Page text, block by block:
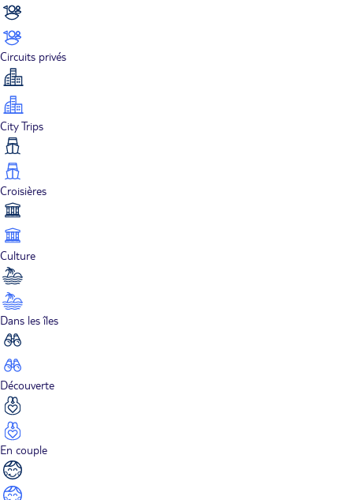
Circuits privés
City Trips
Croisières
Culture
Dans les îles
Découverte
En couple